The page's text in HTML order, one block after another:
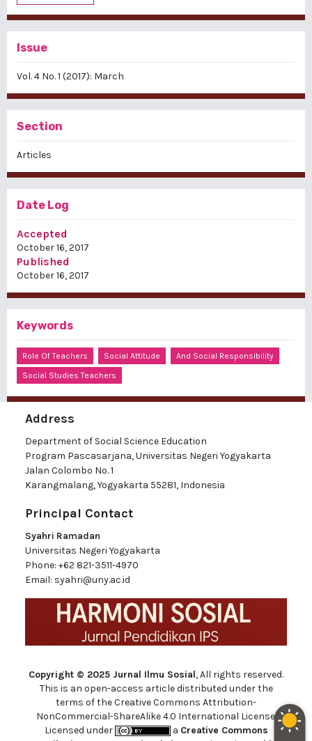
Issue
Vol. 4 No. 1 (2017): March
Section
Articles
Date Log
Accepted
October 16, 2017
Published
October 16, 2017
Keywords
Role Of Teachers Social Attitude
And Social Responsibility
Social Studies Teachers
Address
Department of Social Science Education
Program Pascasarjana, Universitas Negeri Yogyakarta
Jalan Colombo No. 1
Karangmalang, Yogyakarta 55281, Indonesia
Principal Contact
Syahri Ramadan
Universitas Negeri Yogyakarta
Phone: +62 821-3511-4970
Email: syahri@uny.ac.id
Copyright © 2025 Jurnal Ilmu Sosial, All rights reserved.
This is an open-access article distributed under the
terms of the Creative Commons Attribution-
NonCommercial-ShareAlike 4.0 International License.
Licensed under
a Creative Commons